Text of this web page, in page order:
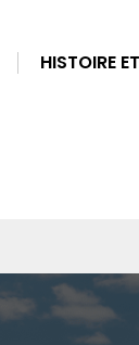
HISTOIRE